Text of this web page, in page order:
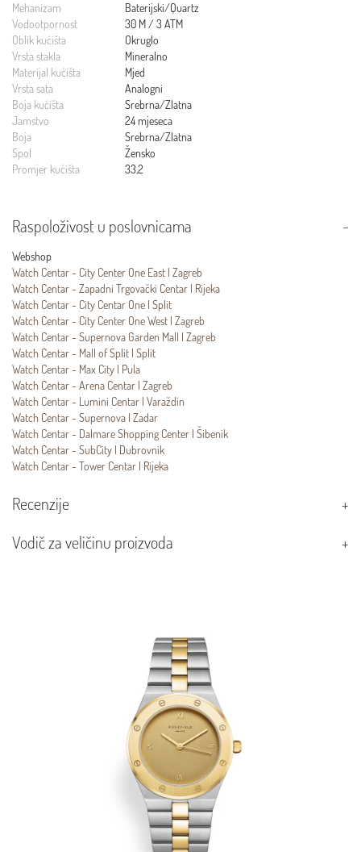
Mehanizam
Baterijski/Quartz
Vodootpornost
30 M / 3 ATM
Oblik kućišta
Okruglo
Vrsta stakla
Mineralno
Materijal kućišta
Mjed
Vrsta sata
Analogni
Boja kućišta
Srebrna/Zlatna
Jamstvo
24 mjeseca
Boja
Srebrna/Zlatna
Spol
Žensko
Promjer kućišta
33,2
Raspoloživost u poslovnicama
Webshop
Watch Centar - City Center One East | Zagreb
Watch Centar - Zapadni Trgovački Centar | Rijeka
Watch Centar - City Centar One | Split
Watch Centar - City Center One West | Zagreb
Watch Centar - Supernova Garden Mall | Zagreb
Watch Centar - Mall of Split | Split
Watch Centar - Max City | Pula
Watch Centar - Arena Centar | Zagreb
Watch Centar - Lumini Centar | Varaždin
Watch Centar - Supernova | Zadar
Watch Centar - Dalmare Shopping Center | Šibenik
Watch Centar - SubCity | Dubrovnik
Watch Centar - Tower Centar | Rijeka
Recenzije
Vodič za veličinu proizvoda